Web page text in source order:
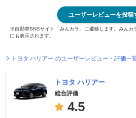
ユーザーレビューを投稿
※自動車SNSサイト「みんカラ」に遷移します。みんカ
にも表示されます。
トヨタ ハリアー のユーザーレビュー・評価一
トヨタ ハリアー
総合評価
4.5